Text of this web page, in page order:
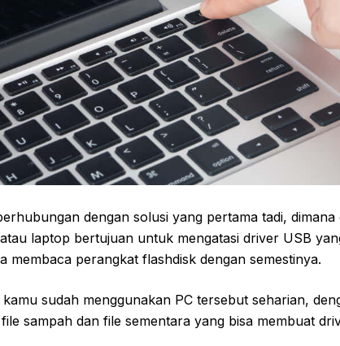
dengan solusi yang pertama tadi, dimana
laptop bertujuan untuk mengatasi driver USB
membaca perangkat flashdisk dengan semestinya.
sudah menggunakan PC tersebut seharian,
sampah dan file sementara yang bisa membuat